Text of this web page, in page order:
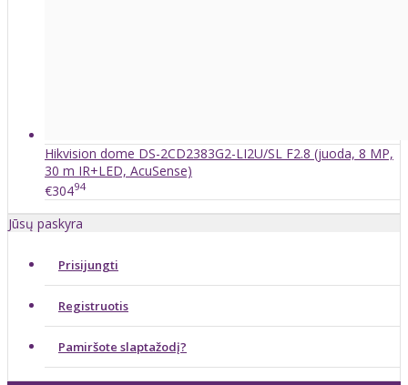
Hikvision dome DS-2CD2383G2-LI2U/SL F2.8 (juoda, 8 MP,
30 m IR+LED, AcuSense)
€30494
Jūsų paskyra
Prisijungti
Registruotis
Pamiršote slaptažodį?